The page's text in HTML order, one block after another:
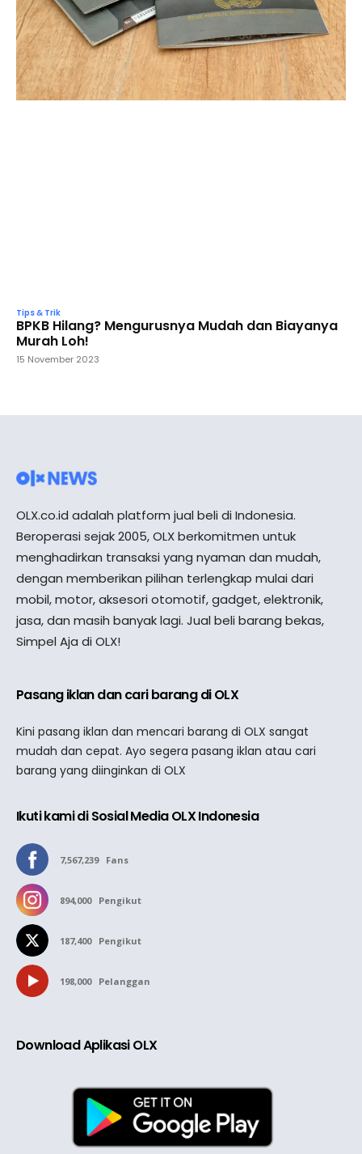
Tips & Trik
BPKB Hilang? Mengurusnya Mudah dan Biayanya
Murah Loh!
15 November 2023
OLX.co.id adalah platform jual beli di Indonesia.
Beroperasi sejak 2005, OLX berkomitmen untuk
menghadirkan transaksi yang nyaman dan mudah,
dengan memberikan pilihan terlengkap mulai dari
mobil, motor, aksesori otomotif, gadget, elektronik,
jasa, dan masih banyak lagi. Jual beli barang bekas,
Simpel Aja di OLX!
Pasang iklan dan cari barang di OLX
Kini pasang iklan dan mencari barang di OLX sangat
mudah dan cepat. Ayo segera pasang iklan atau cari
barang yang diinginkan di OLX
Ikuti kami di Sosial Media OLX Indonesia
7,567,239 Fans
894,000 Pengikut
187,400 Pengikut
198,000 Pelanggan
Download Aplikasi OLX